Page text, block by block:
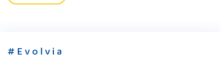
# E v o l v i a